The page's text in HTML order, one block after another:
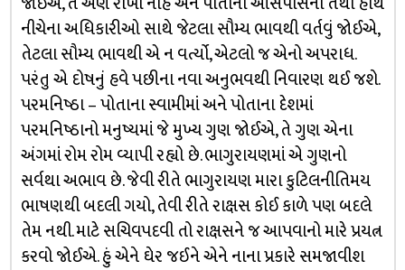
નીચેના અધિકારીઓ સાથે જેટલા સૌમ્ય ભાવથી વર્તવું જોઈએ,
તેટલા સૌમ્ય ભાવથી એ ન વર્ત્યો, એટલો જ એનો અપરાધ.
પરંતુ એ દોષનું હવે પછીના નવા અનુભવથી નિવારણ થઈ જશે.
પરમનિષ્ઠા – પોતાના સ્વામીમાં અને પોતાના દેશમાં
પરમનિષ્ઠાનો મનુષ્યમાં જે મુખ્ય ગુણ જોઈએ, તે ગુણ એના
અંગમાં રોમ રોમ વ્યાપી રહ્યો છે. ભાગુરાયણમાં એ ગુણનો
સર્વથા અભાવ છે. જેવી રીતે ભાગુરાયણ મારા કુટિલનીતિમય
ભાષણથી બદલી ગયો, તેવી રીતે રાક્ષસ કોઈ કાળે પણ બદલે
તેમ નથી. માટે સચિવપદવી તો રાક્ષસને જ આપવાનો મારે પ્રયત્ન
કરવો જોઈએ. હું એને ઘેર જઈને એને નાના પ્રકારે સમજાવીશ